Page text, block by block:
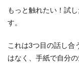
もっと触れたい！試
す。
これは3つ目の話し合
はなく、手紙で自分